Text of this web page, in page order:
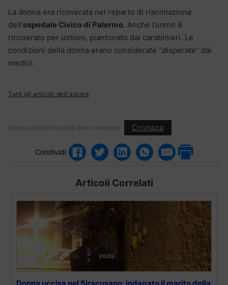
La donna era ricoverata nel reparto di rianimazione
dell’ospedale Civico di Palermo. Anche l’uomo è
ricoverato per ustioni, piantonato dai carabinieri. Le
condizioni della donna erano considerate “disperate” dai
medici.
Tutti gli articoli dell'autore
Questo articolo fa parte delle categorie: Cronaca
Condividi
Articoli Correlati